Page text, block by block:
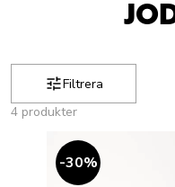
Filtrera
4 produkter
30%